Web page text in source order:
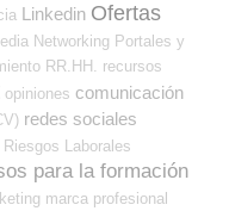
Linkedin Ofertas
Networking Portales y
RR.HH. recursos
opiniones comunicación
redes sociales
Laborales
para la formación
marca profesional